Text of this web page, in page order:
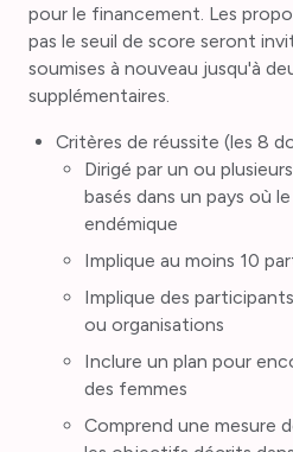
pour le financement. Les
pas le seuil de score seront
soumises à nouveau jusqu'à
supplémentaires.
Critères de réussite (les 8
Dirigé par un ou
basés dans un pays où
endémique
Implique au moins 10
Implique des
ou organisations
Inclure un plan pour
des femmes
Comprend une mesure